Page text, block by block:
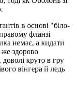
в основі "біло-
фланзі
немає, а кидати
здорово
круто в гру
вінгера й ледь